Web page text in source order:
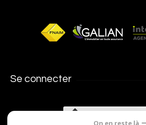
Se connecter
On en reste là